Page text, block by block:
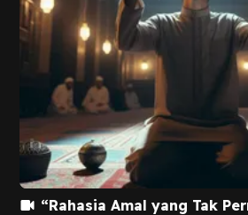
“Rahasia Amal yang Tak